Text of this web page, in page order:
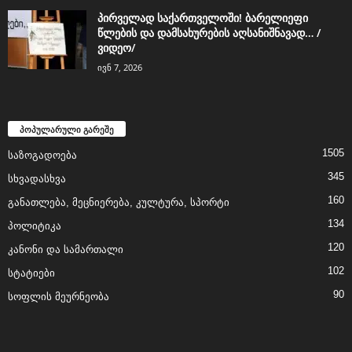
პირველად საქართველოში! ბარელიეფი
წლების და დამსახურების აღსანიშნავად… /
ვიდეო/
ივნ 7, 2026
პოპულარული გარეშე
საზოგადოება 1505
სხვადასხვა 345
განათლება, მეცნიერება, კულტურა, სპორტი 160
პოლიტიკა 134
კანონი და სამართალი 120
სტატიები 102
სოფლის მეურნეობა 90